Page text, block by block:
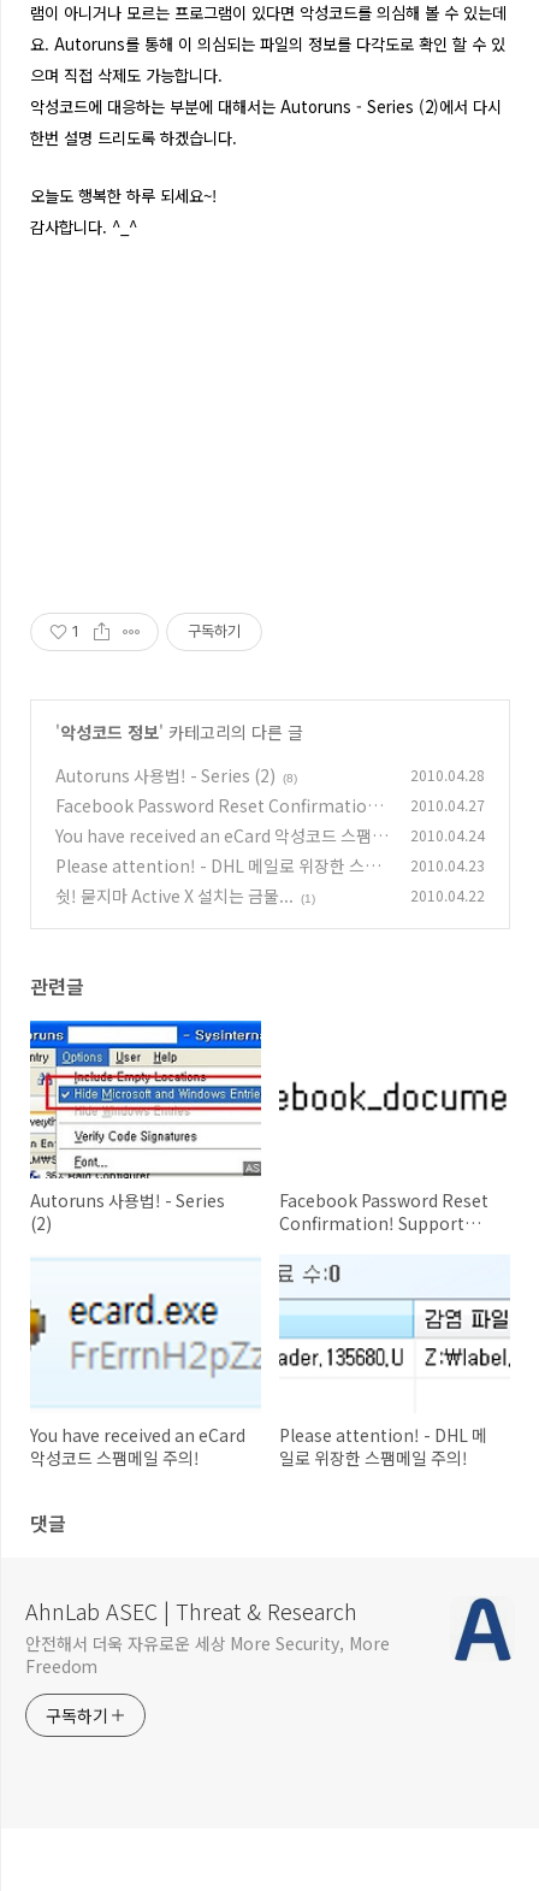
램이 아니거나 모르는 프로그램이 있다면 악성코드를 의심해 볼 수 있는데
요. Autoruns를 통해 이 의심되는 파일의 정보를 다각도로 확인 할 수 있
으며 직접 삭제도 가능합니다.
악성코드에 대응하는 부분에 대해서는 Autoruns - Series (2)에서 다시
한번 설명 드리도록 하겠습니다.
오늘도 행복한 하루 되세요~!
감사합니다. ^_^
1 구독하기
'악성코드 정보' 카테고리의 다른 글
Autoruns 사용법! - Series (2)
(8) 2010.04.28
Facebook Password Reset Confirmation!
Support Message.
(0)
2010.04.27
You have received an eCard 악성코드 스팸메
일 주의!
(0)
2010.04.24
Please attention! - DHL 메일로 위장한 스팸
메일 주의! (0)
2010.04.23
쉿! 묻지마 Active X 설치는 금물... (1) 2010.04.22
관련글
Autoruns 사용법! - Series
(2)
Facebook Password Reset
Confirmation! Support
You have received an eCard
악성코드 스팸메일 주의!
Please attention! - DHL 메
일로 위장한 스팸메일 주의!
댓글
AhnLab ASEC | Threat & Research
안전해서 더욱 자유로운 세상 More Security, More
Freedom
구독하기